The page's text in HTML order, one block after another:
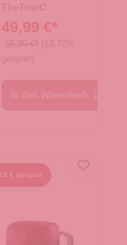
Kopenhage
n
black/rose
TheTrueC
49,99 €*
55,99 €* (10.72%
gespart)
16 € gespart